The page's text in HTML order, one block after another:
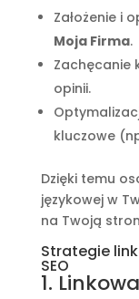
Założenie i
Moja Firma.
Zachęcanie
opinii.
kluczowe
Dzięki temu
językowej w
na Twoją
Strategie
SEO
1.